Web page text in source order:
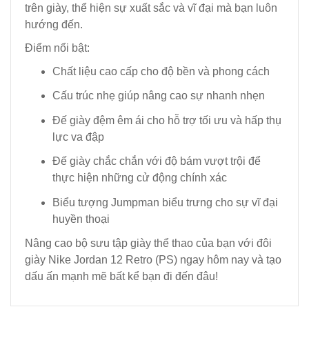
trên giày, thể hiện sự xuất sắc và vĩ đại mà bạn luôn
hướng đến.
Điểm nổi bật:
Chất liệu cao cấp cho độ bền và phong cách
Cấu trúc nhẹ giúp nâng cao sự nhanh nhẹn
Đế giày đệm êm ái cho hỗ trợ tối ưu và hấp thụ
lực va đập
Đế giày chắc chắn với độ bám vượt trội để
thực hiện những cử động chính xác
Biểu tượng Jumpman biểu trưng cho sự vĩ đại
huyền thoại
Nâng cao bộ sưu tập giày thể thao của bạn với đôi
giày Nike Jordan 12 Retro (PS) ngay hôm nay và tạo
dấu ấn mạnh mẽ bất kể bạn đi đến đâu!